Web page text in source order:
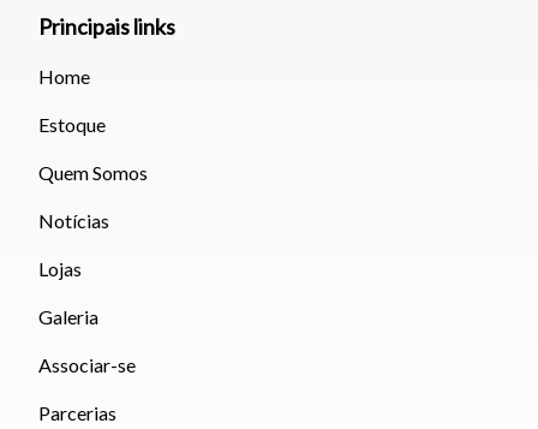
Principais links
Home
Estoque
Quem Somos
Notícias
Lojas
Galeria
Associar-se
Parcerias